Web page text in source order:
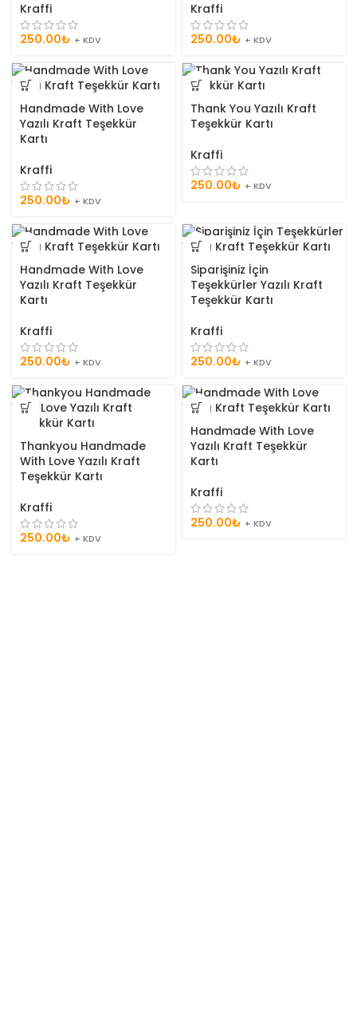
Kraffi
250.00₺ + KDV
Kraffi
250.00₺ + KDV
Handmade With Love
Yazılı Kraft Teşekkür
Kartı
Kraffi
250.00₺ + KDV
Thank You Yazılı Kraft
Teşekkür Kartı
Kraffi
250.00₺ + KDV
Handmade With Love
Yazılı Kraft Teşekkür
Kartı
Kraffi
250.00₺ + KDV
Siparişiniz İçin
Teşekkürler Yazılı Kraft
Teşekkür Kartı
Kraffi
250.00₺ + KDV
Thankyou Handmade
With Love Yazılı Kraft
Teşekkür Kartı
Kraffi
250.00₺ + KDV
Handmade With Love
Yazılı Kraft Teşekkür
Kartı
Kraffi
250.00₺ + KDV